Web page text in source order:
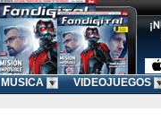
MUSICA VIDEOJUEGOS